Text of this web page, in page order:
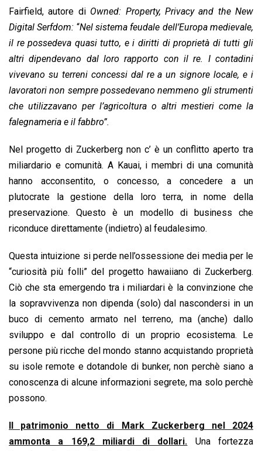
Fairfield, autore di Owned: Property, Privacy and the New
Digital Serfdom: “Nel sistema feudale dell’Europa medievale,
il re possedeva quasi tutto, e i diritti di proprietà di tutti gli
altri dipendevano dal loro rapporto con il re. I contadini
vivevano su terreni concessi dal re a un signore locale, e i
lavoratori non sempre possedevano nemmeno gli strumenti
che utilizzavano per l’agricoltura o altri mestieri come la
falegnameria e il fabbro”.
Nel progetto di Zuckerberg non c’ è un conflitto aperto tra
miliardario e comunità. A Kauai, i membri di una comunità
hanno acconsentito, o concesso, a concedere a un
plutocrate la gestione della loro terra, in nome della
preservazione. Questo è un modello di business che
riconduce direttamente (indietro) al feudalesimo.
Questa intuizione si perde nell’ossessione dei media per le
“curiosità più folli” del progetto hawaiiano di Zuckerberg.
Ciò che sta emergendo tra i miliardari è la convinzione che
la sopravvivenza non dipenda (solo) dal nascondersi in un
buco di cemento armato nel terreno, ma (anche) dallo
sviluppo e dal controllo di un proprio ecosistema. Le
persone più ricche del mondo stanno acquistando proprietà
su isole remote e dotandole di bunker, non perchè siano a
conoscenza di alcune informazioni segrete, ma solo perchè
possono.
Il patrimonio netto di Mark Zuckerberg nel 2024
ammonta a 169,2 miliardi di dollari. Una fortezza